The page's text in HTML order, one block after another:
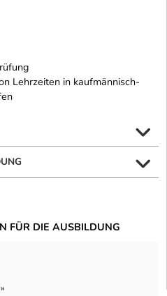
Lehrzeiten in kaufmännisch-
FÜR DIE AUSBILDUNG